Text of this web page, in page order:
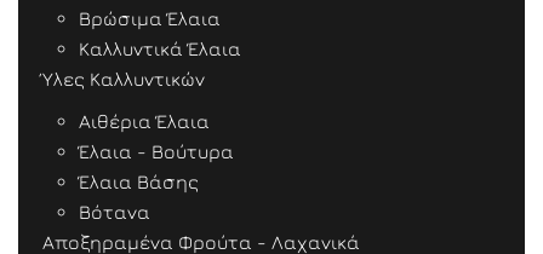
Βρώσιμα Έλαια
Καλλυντικά Έλαια
Ύλες Καλλυντικών
Αιθέρια Έλαια
Έλαια - Βούτυρα
Έλαια Βάσης
Βότανα
Αποξηραμένα Φρούτα - Λαχανικά